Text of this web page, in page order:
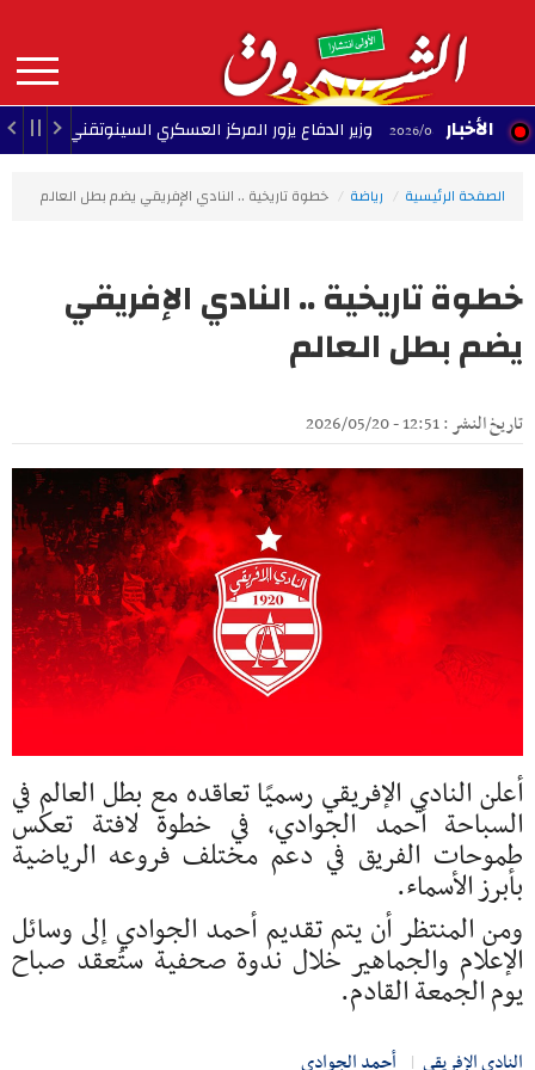
contenu
principal
MAIN
NAVIGATION الأخبار وزير الدفاع يزور المركز العسكري السينوتقني 23:05 - 2026/08/07
الصفحة الرئيسية رياضة خطوة تاريخية .. النادي الإفريقي يضم بطل العالم
خطوة تاريخية .. النادي الإفريقي
يضم بطل العالم
تاريخ النشر : 12:51 - 2026/05/20
أعلن النادي الإفريقي رسميًا تعاقده مع بطل العالم في
السباحة أحمد الجوادي، في خطوة لافتة تعكس
طموحات الفريق في دعم مختلف فروعه الرياضية
بأبرز الأسماء.
ومن المنتظر أن يتم تقديم أحمد الجوادي إلى وسائل
الإعلام والجماهير خلال ندوة صحفية ستُعقد صباح
يوم الجمعة القادم.
النادي الإفريقي أحمد الجوادي